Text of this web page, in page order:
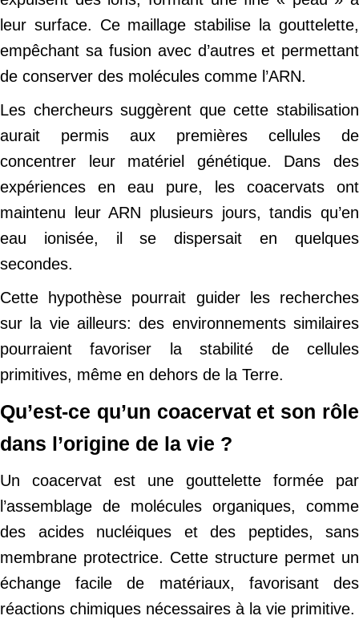
leur surface. Ce maillage stabilise la gouttelette,
empêchant sa fusion avec d’autres et permettant
de conserver des molécules comme l’ARN.
Les chercheurs suggèrent que cette stabilisation
aurait permis aux premières cellules de
concentrer leur matériel génétique. Dans des
expériences en eau pure, les coacervats ont
maintenu leur ARN plusieurs jours, tandis qu’en
eau ionisée, il se dispersait en quelques
secondes.
Cette hypothèse pourrait guider les recherches
sur la vie ailleurs: des environnements similaires
pourraient favoriser la stabilité de cellules
primitives, même en dehors de la Terre.
Qu’est-ce qu’un coacervat et son rôle
dans l’origine de la vie ?
Un coacervat est une gouttelette formée par
l’assemblage de molécules organiques, comme
des acides nucléiques et des peptides, sans
membrane protectrice. Cette structure permet un
échange facile de matériaux, favorisant des
réactions chimiques nécessaires à la vie primitive.